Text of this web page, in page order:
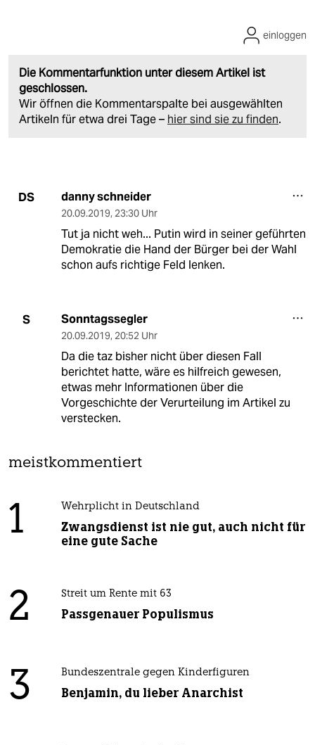
Die Kommentarfunktion unter diesem Artikel ist
geschlossen.
Wir öffnen die Kommentarspalte bei ausgewählten
Artikeln für etwa drei Tage – hier sind sie zu finden.
einloggen
DS danny schneider
20.09.2019, 23:30 Uhr
Tut ja nicht weh... Putin wird in seiner geführten
Demokratie die Hand der Bürger bei der Wahl
schon aufs richtige Feld lenken.
S Sonntagssegler
20.09.2019, 20:52 Uhr
Da die taz bisher nicht über diesen Fall
berichtet hatte, wäre es hilfreich gewesen,
etwas mehr Informationen über die
Vorgeschichte der Verurteilung im Artikel zu
verstecken.
meistkommentiert
1 Wehrplicht in Deutschland
Zwangsdienst ist nie gut, auch nicht für
eine gute Sache
2 Streit um Rente mit 63
Passgenauer Populismus
3 Bundeszentrale gegen Kinderfiguren
Benjamin, du lieber Anarchist